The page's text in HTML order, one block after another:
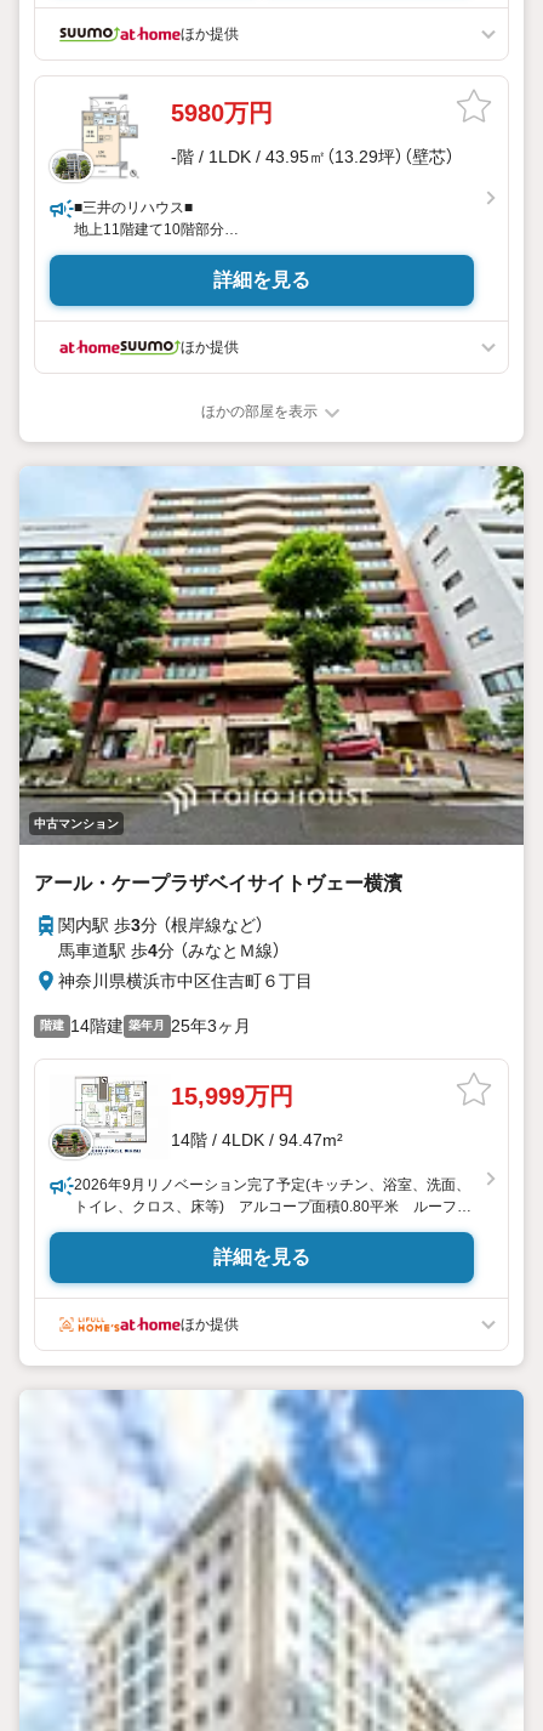
ほか提供
5980万円
-階 / 1LDK / 43.95㎡（13.29坪）（壁芯）
■三井のリハウス■
地上11階建て10階部分
ペット飼育可能(細則有)
詳細を見る
ほか提供
ほかの部屋を表示
中古マンション
アール・ケープラザベイサイトヴェー横濱
関内駅 歩3分 （根岸線など）
馬車道駅 歩4分 （みなとＭ線）
神奈川県横浜市中区住吉町６丁目
階建 14階建 築年月 25年3ヶ月
15,999万円
14階 / 4LDK / 94.47m²
2026年9月リノベーション完了予定(キッチン、浴室、洗面、
トイレ、クロス、床等) アルコープ面積0.80平米 ルーフバ
ルコニー面積18.15平米
詳細を見る
ほか提供